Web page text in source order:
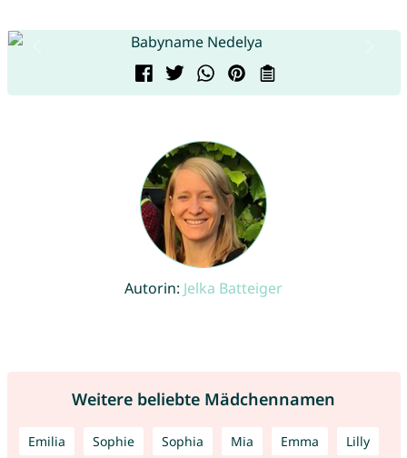
Autorin: Jelka Batteiger
Weitere beliebte Mädchennamen
Emilia Sophie Sophia Mia Emma Lilly